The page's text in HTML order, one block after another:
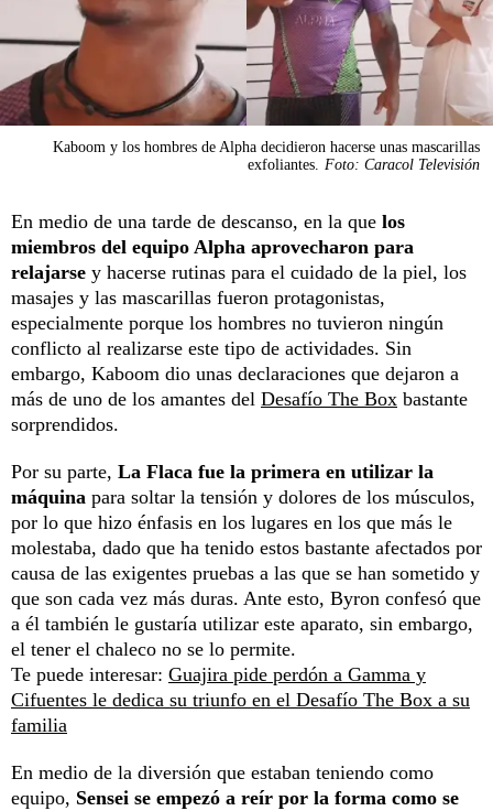
Kaboom y los hombres de Alpha decidieron hacerse unas mascarillas
exfoliantes. Foto: Caracol Televisión
En medio de una tarde de descanso, en la que los
miembros del equipo Alpha aprovecharon para
relajarse y hacerse rutinas para el cuidado de la piel, los
masajes y las mascarillas fueron protagonistas,
especialmente porque los hombres no tuvieron ningún
conflicto al realizarse este tipo de actividades. Sin
embargo, Kaboom dio unas declaraciones que dejaron a
más de uno de los amantes del Desafío The Box bastante
sorprendidos.
Por su parte, La Flaca fue la primera en utilizar la
máquina para soltar la tensión y dolores de los músculos,
por lo que hizo énfasis en los lugares en los que más le
molestaba, dado que ha tenido estos bastante afectados por
causa de las exigentes pruebas a las que se han sometido y
que son cada vez más duras. Ante esto, Byron confesó que
a él también le gustaría utilizar este aparato, sin embargo,
el tener el chaleco no se lo permite.
Te puede interesar: Guajira pide perdón a Gamma y
Cifuentes le dedica su triunfo en el Desafío The Box a su
familia
En medio de la diversión que estaban teniendo como
equipo, Sensei se empezó a reír por la forma como se